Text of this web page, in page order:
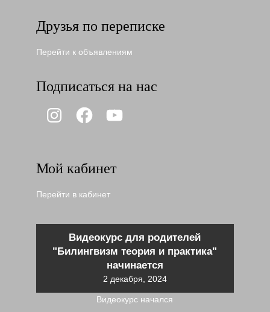
$40.00.
Друзья по переписке
Перейти к объявлениям
Подписаться на нас
InstagramFacebookYouTube
Мой кабинет
Перейти в кабинет
Видеокурс для родителей
"Билингвизм теория и практика"
начинается
2 декабря, 2024
Видеокурс начался